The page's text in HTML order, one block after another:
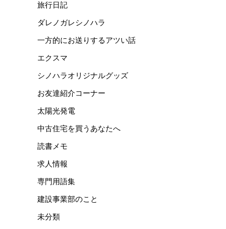
旅行日記
ダレノガレシノハラ
一方的にお送りするアツい話
エクスマ
シノハラオリジナルグッズ
お友達紹介コーナー
太陽光発電
中古住宅を買うあなたへ
読書メモ
求人情報
専門用語集
建設事業部のこと
未分類